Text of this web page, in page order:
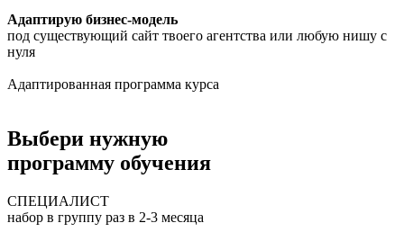
Адаптирую бизнес-модель
под существующий сайт твоего агентства или любую нишу с
нуля
Адаптированная программа курса
Выбери нужную
программу обучения
СПЕЦИАЛИСТ
набор в группу раз в 2-3 месяца